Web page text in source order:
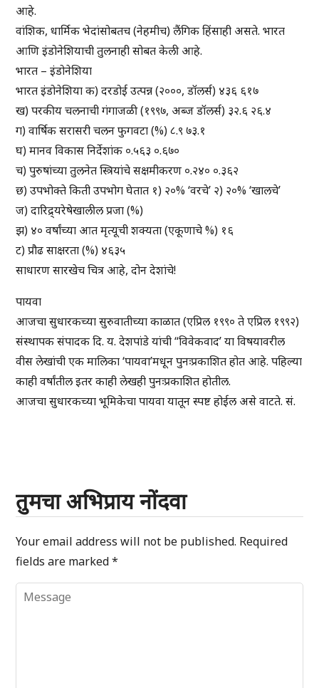
आहे.
वांशिक, धार्मिक भेदांसोबतच (नेहमीच) लैंगिक हिंसाही असते. भारत
आणि इंडोनेशियाची तुलनाही सोबत केली आहे.
भारत – इंडोनेशिया
भारत इंडोनेशिया क) दरडोई उत्पन्न (२०००, डॉलर्स) ४३६ ६१७
ख) परकीय चलनाची गंगाजळी (१९९७, अब्ज डॉलर्स) ३२.६ २६.४
ग) वार्षिक सरासरी चलन फुगवटा (%) ८.९ ७३.१
घ) मानव विकास निर्देशांक ०.५६३ ०.६७०
च) पुरुषांच्या तुलनेत स्त्रियांचे सक्षमीकरण ०.२४० ०.३६२
छ) उपभोक्ते किती उपभोग घेतात १) २०% ‘वरचे’ २) २०% ‘खालचे’
ज) दारिद्र्यरेषेखालील प्रजा (%)
झ) ४० वर्षांच्या आत मृत्यूची शक्यता (एकूणाचे %) १६
ट) प्रौढ साक्षरता (%) ४६३५
साधारण सारखेच चित्र आहे, दोन देशांचे!
पायवा
आजचा सुधारकच्या सुरुवातीच्या काळात (एप्रिल १९९० ते एप्रिल १९९२)
संस्थापक संपादक दि. य. देशपांडे यांची “विवेकवाद’ या विषयावरील
वीस लेखांची एक मालिका ‘पायवा’मधून पुनःप्रकाशित होत आहे. पहिल्या
काही वर्षांतील इतर काही लेखही पुनःप्रकाशित होतील.
आजचा सुधारकच्या भूमिकेचा पायवा यातून स्पष्ट होईल असे वाटते. सं.
तुमचा अभिप्राय नोंदवा
Your email address will not be published. Required
fields are marked*